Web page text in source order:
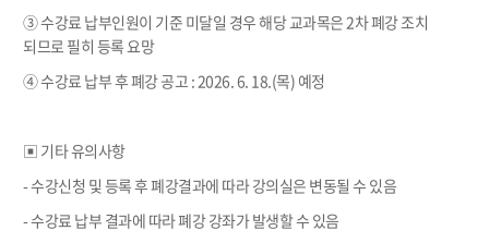
③ 수강료 납부인원이 기준 미달일 경우 해당 교과목은 2차 폐강 조치
되므로 필히 등록 요망
④ 수강료 납부 후 폐강 공고 : 2026. 6. 18.(목) 예정
▣ 기타 유의사항
- 수강신청 및 등록 후 폐강결과에 따라 강의실은 변동될 수 있음
- 수강료 납부 결과에 따라 폐강 강좌가 발생할 수 있음